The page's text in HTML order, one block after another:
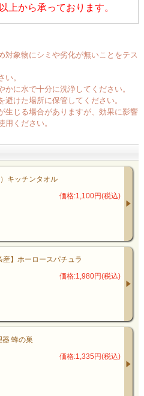
上から承っております。
象物にシミや劣化が無いことをテス
。
に水で十分に洗浄してください。
けた場所に保管してください。
じる場合がありますが、効果に影響
ください。
キッチンタオル
価格:1,100円(税込)
産】ホーロースパチュラ
価格:1,980円(税込)
蜂の巣
価格:1,335円(税込)